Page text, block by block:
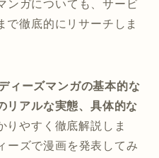
ンガについても、サービ
で徹底的にリサーチしま
ィーズマンガの基本的な
リアルな実態、具体的な
りやすく徹底解説しま
ーズで漫画を発表してみ